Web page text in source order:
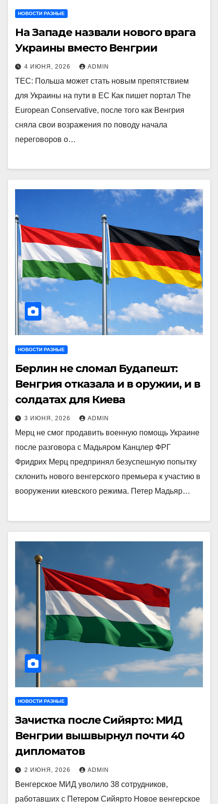
НОВОСТИ РАЗНЫЕ
На Западе назвали нового врага
Украины вместо Венгрии
4 ИЮНЯ, 2026 ADMIN
TEC: Польша может стать новым препятствием
для Украины на пути в ЕС Как пишет портал The
European Conservative, после того как Венгрия
сняла свои возражения по поводу начала
переговоров о…
НОВОСТИ РАЗНЫЕ
Берлин не сломал Будапешт:
Венгрия отказала и в оружии, и в
солдатах для Киева
3 ИЮНЯ, 2026 ADMIN
Мерц не смог продавить военную помощь Украине
после разговора с Мадьяром Канцлер ФРГ
Фридрих Мерц предпринял безуспешную попытку
склонить нового венгерского премьера к участию в
вооружении киевского режима. Петер Мадьяр…
НОВОСТИ РАЗНЫЕ
Зачистка после Сийярто: МИД
Венгрии вышвырнул почти 40
дипломатов
2 ИЮНЯ, 2026 ADMIN
Венгерское МИД уволило 38 сотрудников,
работавших с Петером Сийярто Новое венгерское